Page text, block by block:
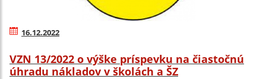
16.12.2022
VZN 13/2022 o výške príspevku na čiastočnú
úhradu nákladov v školách a ŠZ